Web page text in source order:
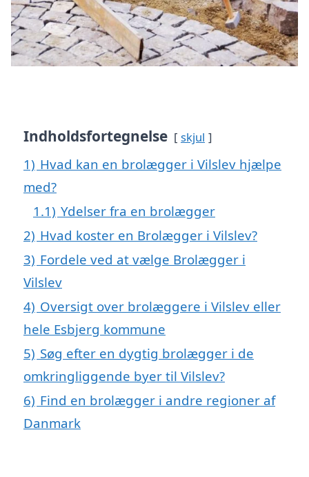
Indholdsfortegnelse skjul
1) Hvad kan en brolægger i Vilslev hjælpe
med?
1.1) Ydelser fra en brolægger
2) Hvad koster en Brolægger i Vilslev?
3) Fordele ved at vælge Brolægger i
Vilslev
4) Oversigt over brolæggere i Vilslev eller
hele Esbjerg kommune
5) Søg efter en dygtig brolægger i de
omkringliggende byer til Vilslev?
6) Find en brolægger i andre regioner af
Danmark